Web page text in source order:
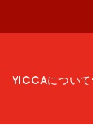
YICCAについて